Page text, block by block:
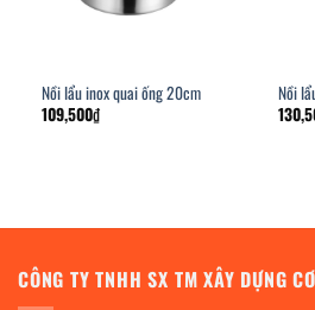
Nồi lẩu inox quai ống 20cm
109,500₫
Nồi
CÔNG TY TNHH SX TM XÂY DỰNG